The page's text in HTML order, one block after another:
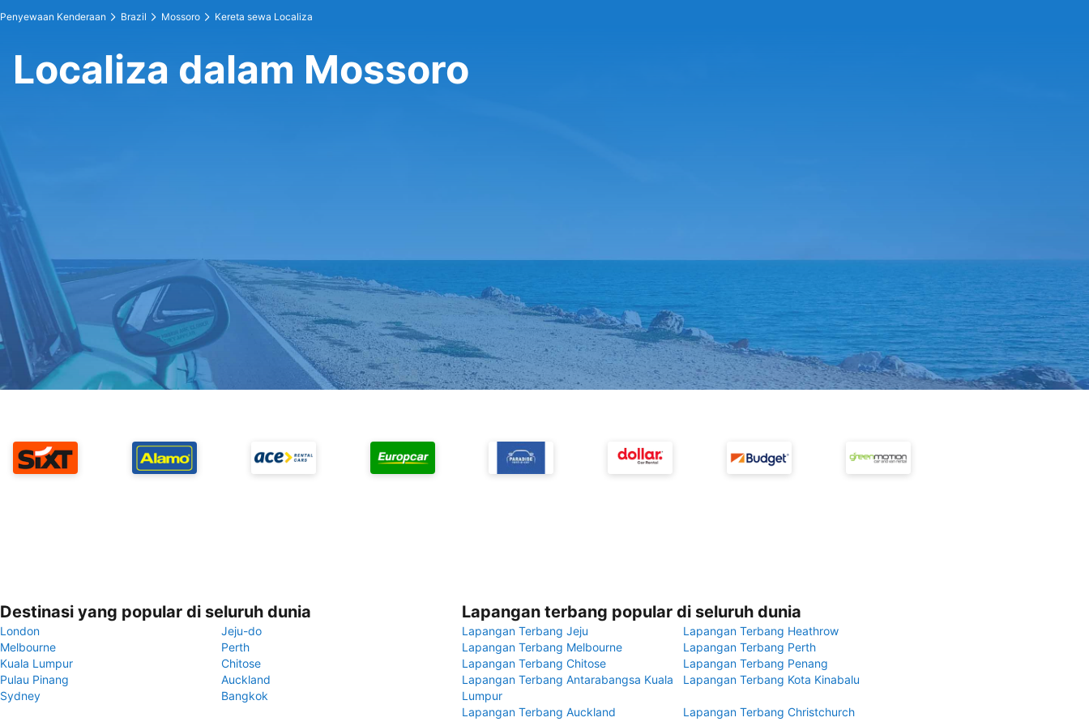
Penyewaan Kenderaan Brazil Mossoro Kereta sewa Localiza
Localiza dalam Mossoro
Destinasi yang popular di seluruh dunia
London
Jeju-do
Melbourne
Perth
Kuala Lumpur
Chitose
Pulau Pinang
Auckland
Sydney
Bangkok
Lapangan terbang popular di seluruh dunia
Lapangan Terbang Jeju
Lapangan Terbang Heathrow
Lapangan Terbang Melbourne
Lapangan Terbang Perth
Lapangan Terbang Chitose
Lapangan Terbang Penang
Lapangan Terbang Antarabangsa Kuala
Lumpur
Lapangan Terbang Kota Kinabalu
Lapangan Terbang Auckland Lapangan Terbang Christchurch